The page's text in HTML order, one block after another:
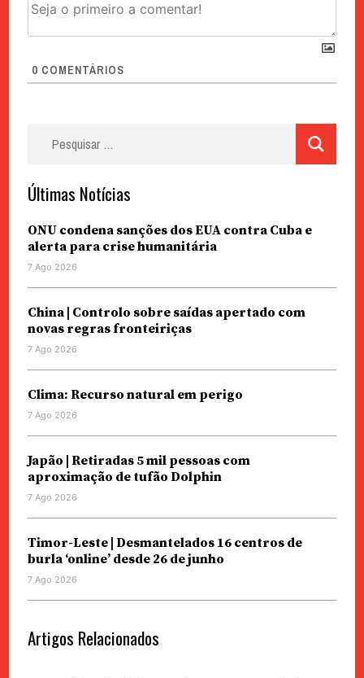
0 COMENTÁRIOS
Últimas Notícias
ONU condena sanções dos EUA contra Cuba e
alerta para crise humanitária
7 Ago 2026
China | Controlo sobre saídas apertado com
novas regras fronteiriças
7 Ago 2026
Clima: Recurso natural em perigo
7 Ago 2026
Japão | Retiradas 5 mil pessoas com
aproximação de tufão Dolphin
7 Ago 2026
Timor-Leste | Desmantelados 16 centros de
burla ‘online’ desde 26 de junho
7 Ago 2026
Artigos Relacionados